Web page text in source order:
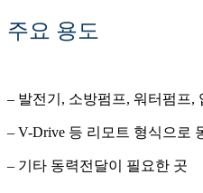
주요 용도
– 발전기, 소방펌프, 워터펌프,
– V-Drive 등 리모트 형식으로
– 기타 동력전달이 필요한 곳